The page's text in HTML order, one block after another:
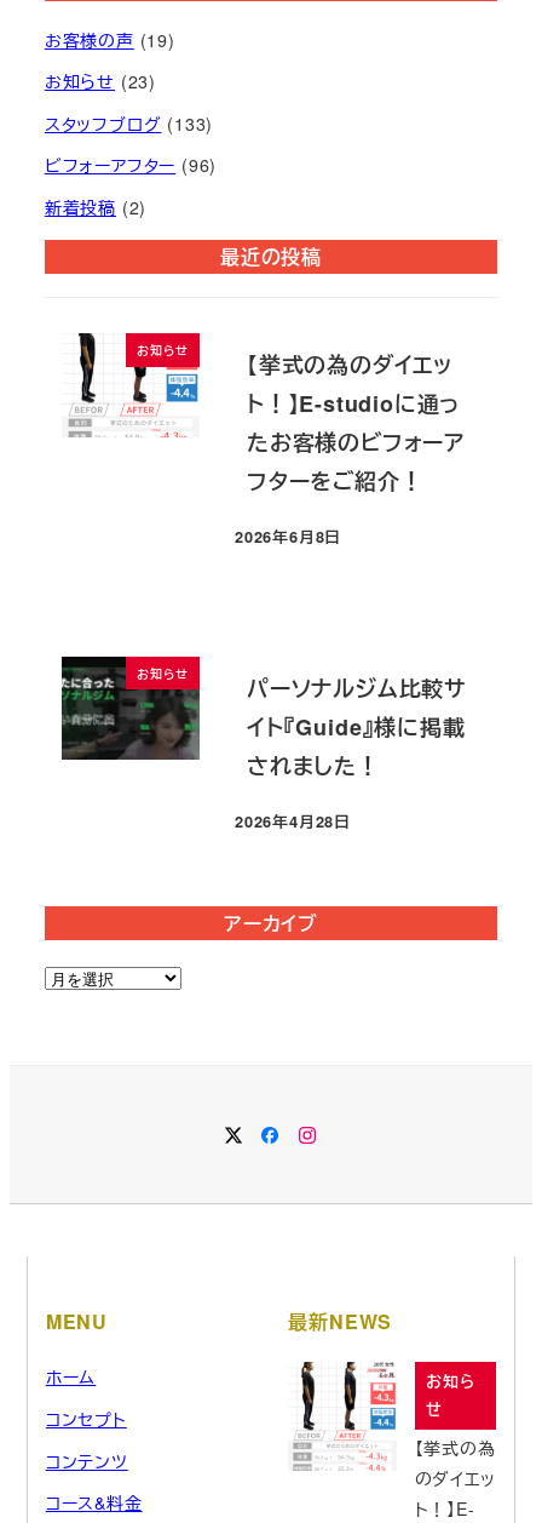
お客様の声 (19)
お知らせ (23)
スタッフブログ (133)
ビフォーアフター (96)
新着投稿 (2)
最近の投稿
お知らせ
【挙式の為のダイエッ
ト！】E-studioに通っ
たお客様のビフォーア
フターをご紹介！
投稿日
2026年6月8日
お知らせ
パーソナルジム比較サ
イト『Guide』様に掲載
されました！
投稿日
2026年4月28日
アーカイブ
ア
MENU
ホーム
コンセプト
コンテンツ
コース&料金
最新NEWS
お知ら
せ
【挙式の為
のダイエッ
ト！】E-